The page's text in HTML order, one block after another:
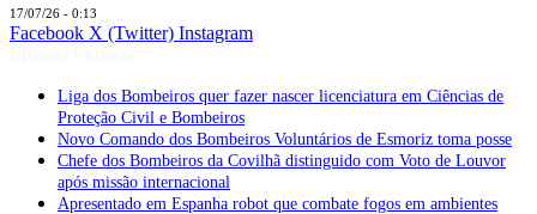
17/07/26 - 0:13
Facebook X (Twitter) Instagram
Liga dos Bombeiros quer fazer nascer licenciatura em Ciências de
Proteção Civil e Bombeiros
Novo Comando dos Bombeiros Voluntários de Esmoriz toma posse
Chefe dos Bombeiros da Covilhã distinguido com Voto de Louvor
após missão internacional
Apresentado em Espanha robot que combate fogos em ambientes